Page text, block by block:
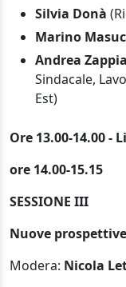
Silvia Donà
Marino
Andrea Zappia
Sindacale,
Est)
Ore 13.00-14.00 -
ore 14.00-15.15
SESSIONE III
Nuove prospettive
Modera: Nicola